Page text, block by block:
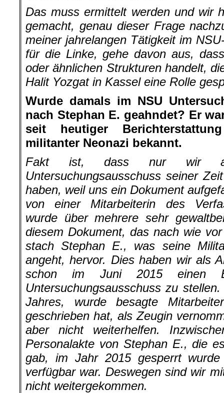
Das muss ermittelt werden und wir
gemacht, genau dieser Frage
meiner jahrelangen Tätigkeit im
für die Linke, gehe davon aus,
oder ähnlichen Strukturen handelt,
Halit Yozgat in Kassel eine Rolle
Wurde damals im NSU
nach Stephan E. geahndet? Er
seit heutiger
militanter Neonazi bekannt.
Fakt ist, dass nur wir
Untersuchungsausschuss seiner
haben, weil uns ein Dokument
von einer Mitarbeiterin des
wurde über mehrere sehr
diesem Dokument, das nach wie
stach Stephan E., was seine
angeht, hervor. Dies haben wir als
schon im Juni 2015 einen
Untersuchungsausschuss zu
Jahres, wurde besagte
geschrieben hat, als Zeugin
aber nicht weiterhelfen.
Personalakte von Stephan E., die
gab, im Jahr 2015 gesperrt
verfügbar war. Deswegen sind wir
nicht weitergekommen.